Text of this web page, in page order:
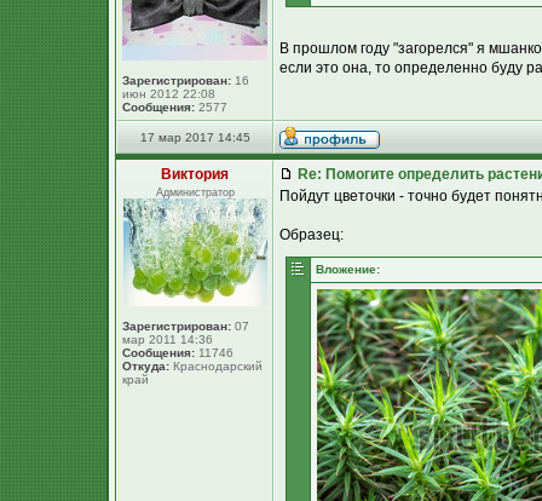
Зарегистрирован: 16
июн 2012 22:08
Сообщения: 2577
В прошлом году "загорелся" я
если это она, то определенно буду
17 мар 2017 14:45
Виктория
Администратор
Зарегистрирован: 07
мар 2011 14:36
Сообщения: 11746
Откуда: Краснодарский
край
Re: Помогите определить
Пойдут цветочки - точно будет
Образец:
Вложение: